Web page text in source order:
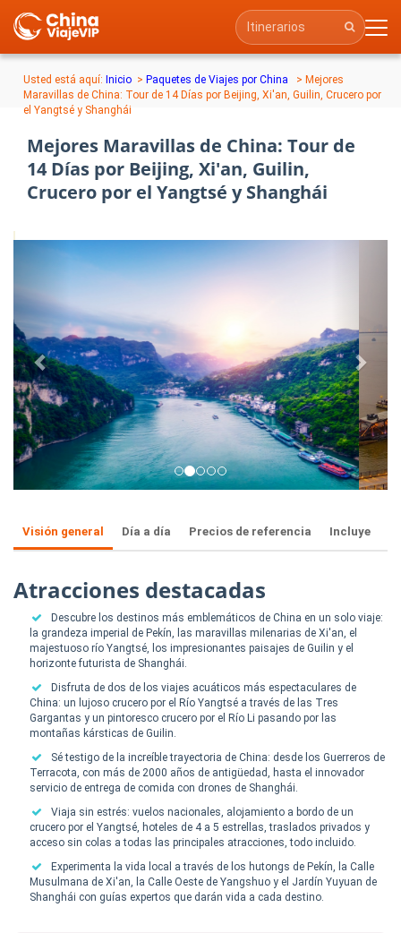
Usted está aquí: Inicio > Paquetes de Viajes por China > Mejores
Maravillas de China: Tour de 14 Días por Beijing, Xi'an, Guilin, Crucero por
el Yangtsé y Shanghái
Mejores Maravillas de China: Tour de
14 Días por Beijing, Xi'an, Guilin,
Crucero por el Yangtsé y Shanghái
Previous
Visión general Día a día Precios de referencia Incluye
Atracciones destacadas
Descubre los destinos más emblemáticos de China en un solo viaje:
la grandeza imperial de Pekín, las maravillas milenarias de Xi'an, el
majestuoso río Yangtsé, los impresionantes paisajes de Guilin y el
horizonte futurista de Shanghái.
Disfruta de dos de los viajes acuáticos más espectaculares de
China: un lujoso crucero por el Río Yangtsé a través de las Tres
Gargantas y un pintoresco crucero por el Río Li pasando por las
montañas kársticas de Guilin.
Sé testigo de la increíble trayectoria de China: desde los Guerreros de
Terracota, con más de 2000 años de antigüedad, hasta el innovador
servicio de entrega de comida con drones de Shanghái.
Viaja sin estrés: vuelos nacionales, alojamiento a bordo de un
crucero por el Yangtsé, hoteles de 4 a 5 estrellas, traslados privados y
acceso sin colas a todas las principales atracciones, todo incluido.
Experimenta la vida local a través de los hutongs de Pekín, la Calle
Musulmana de Xi'an, la Calle Oeste de Yangshuo y el Jardín Yuyuan de
Shanghái con guías expertos que darán vida a cada destino.